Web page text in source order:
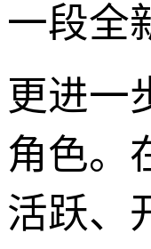
一段全
更进一
角色。
活跃、